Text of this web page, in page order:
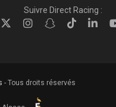
Suivre Direct Racing :
- Tous droits réservés